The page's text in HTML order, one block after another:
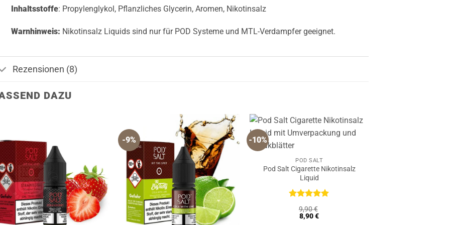
Inhaltsstoffe: Propylenglykol, Pflanzliches Glycerin, Aromen, Nikotinsalz
Warnhinweis: Nikotinsalz Liquids sind nur für POD Systeme und MTL-Verdampfer geeignet.
Rezensionen (8)
DAZU
-9% -10%
POD SALT
Pod Salt Cigarette Nikotinsalz
Liquid
Bewertet
mit5von
9,90€
8,90€